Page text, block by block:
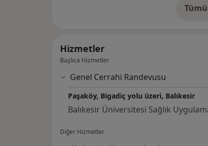
Hizmetler
Başlıca Hizmetler
Genel Cerrahi Randevusu
Paşaköy, Bigadiç yolu üzeri, Balıkesir
Balıkesir Üniversitesi Sağlık
Diğer Hizmetler